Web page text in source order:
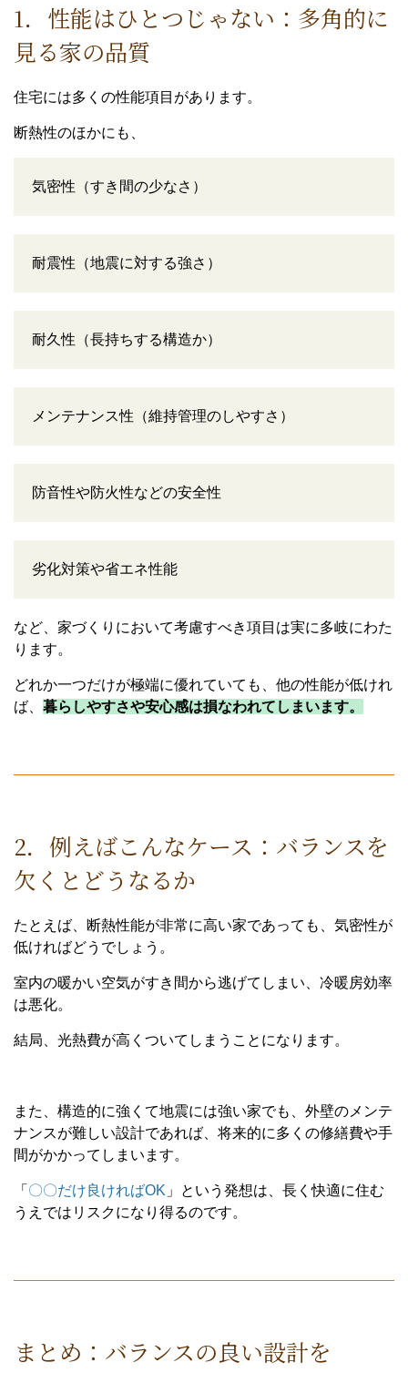
1．性能はひとつじゃない：多角的に
見る家の品質
住宅には多くの性能項目があります。
断熱性のほかにも、
気密性（すき間の少なさ）
耐震性（地震に対する強さ）
耐久性（長持ちする構造か）
メンテナンス性（維持管理のしやすさ）
防音性や防火性などの安全性
劣化対策や省エネ性能
など、家づくりにおいて考慮すべき項目は実に多岐にわた
ります。
どれか一つだけが極端に優れていても、他の性能が低けれ
ば、 暮らしやすさや安心感は損なわれてしまいます。
2．例えばこんなケース：バランスを
欠くとどうなるか
たとえば、断熱性能が非常に高い家であっても、気密性が
低ければどうでしょう。
室内の暖かい空気がすき間から逃げてしまい、冷暖房効率
は悪化。
結局、光熱費が高くついてしまうことになります。
また、構造的に強くて地震には強い家でも、外壁のメンテ
ナンスが難しい設計であれば、将来的に多くの修繕費や手
間がかかってしまいます。
「 〇〇だけ良ければOK 」という発想は、長く快適に住む
うえではリスクになり得るのです。
まとめ：バランスの良い設計を